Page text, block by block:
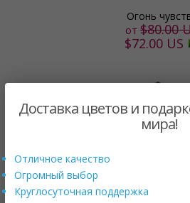
Огонь
от $80.00
$72.00 US
Доставка цветов и
мира!
Отличное качество
Огромный выбор
Круглосуточная поддержка